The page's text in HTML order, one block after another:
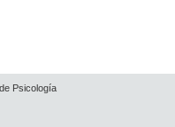
Psicología